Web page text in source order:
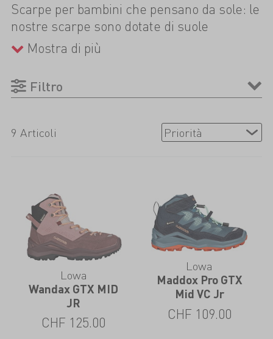
Scarpe per bambini che pensano da sole: le
nostre scarpe sono dotate di suole
antiscivolo e pratici sistemi di allacciatura
rapida, affinché i bambini possano
indossare le scarpe in modo autonomo e
viaggiare in sicurezza. Così i genitori
scoprano il mondo.
Mostra di più
Filtro
9 Articoli
Lowa
Wandax GTX MID
JR
CHF 125.00
Lowa
Maddox Pro GTX
Mid VC Jr
CHF 109.00